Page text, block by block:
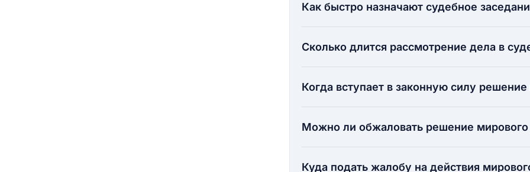
Как быстро назначают судебное
Сколько длится рассмотрение дела в
Когда вступает в законную силу
Можно ли обжаловать решение мирового
Куда подать жалобу на действия